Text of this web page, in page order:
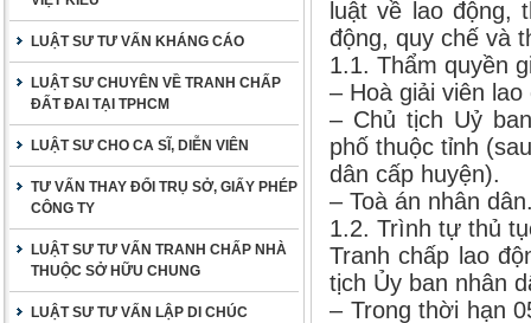
LUẬT SƯ TƯ VẤN KHÁNG CÁO
LUẬT SƯ CHUYÊN VỀ TRANH CHẤP
ĐẤT ĐAI TẠI TPHCM
LUẬT SƯ CHO CA SĨ, DIỄN VIÊN
TƯ VẤN THAY ĐỔI TRỤ SỞ, GIẤY PHÉP
CÔNG TY
LUẬT SƯ TƯ VẤN TRANH CHẤP NHÀ
THUỘC SỞ HỮU CHUNG
LUẬT SƯ TƯ VẤN LẬP DI CHÚC
luật về lao động,
động, quy chế và
1.1. Thẩm quyền
– Hoà giải viên lao
– Chủ tịch Uỷ
phố thuộc tỉnh
dân cấp huyện).
– Toà án nhân
1.2. Trình tự thủ
Tranh chấp lao
tịch Ủy ban nhân
– Trong thời hạn